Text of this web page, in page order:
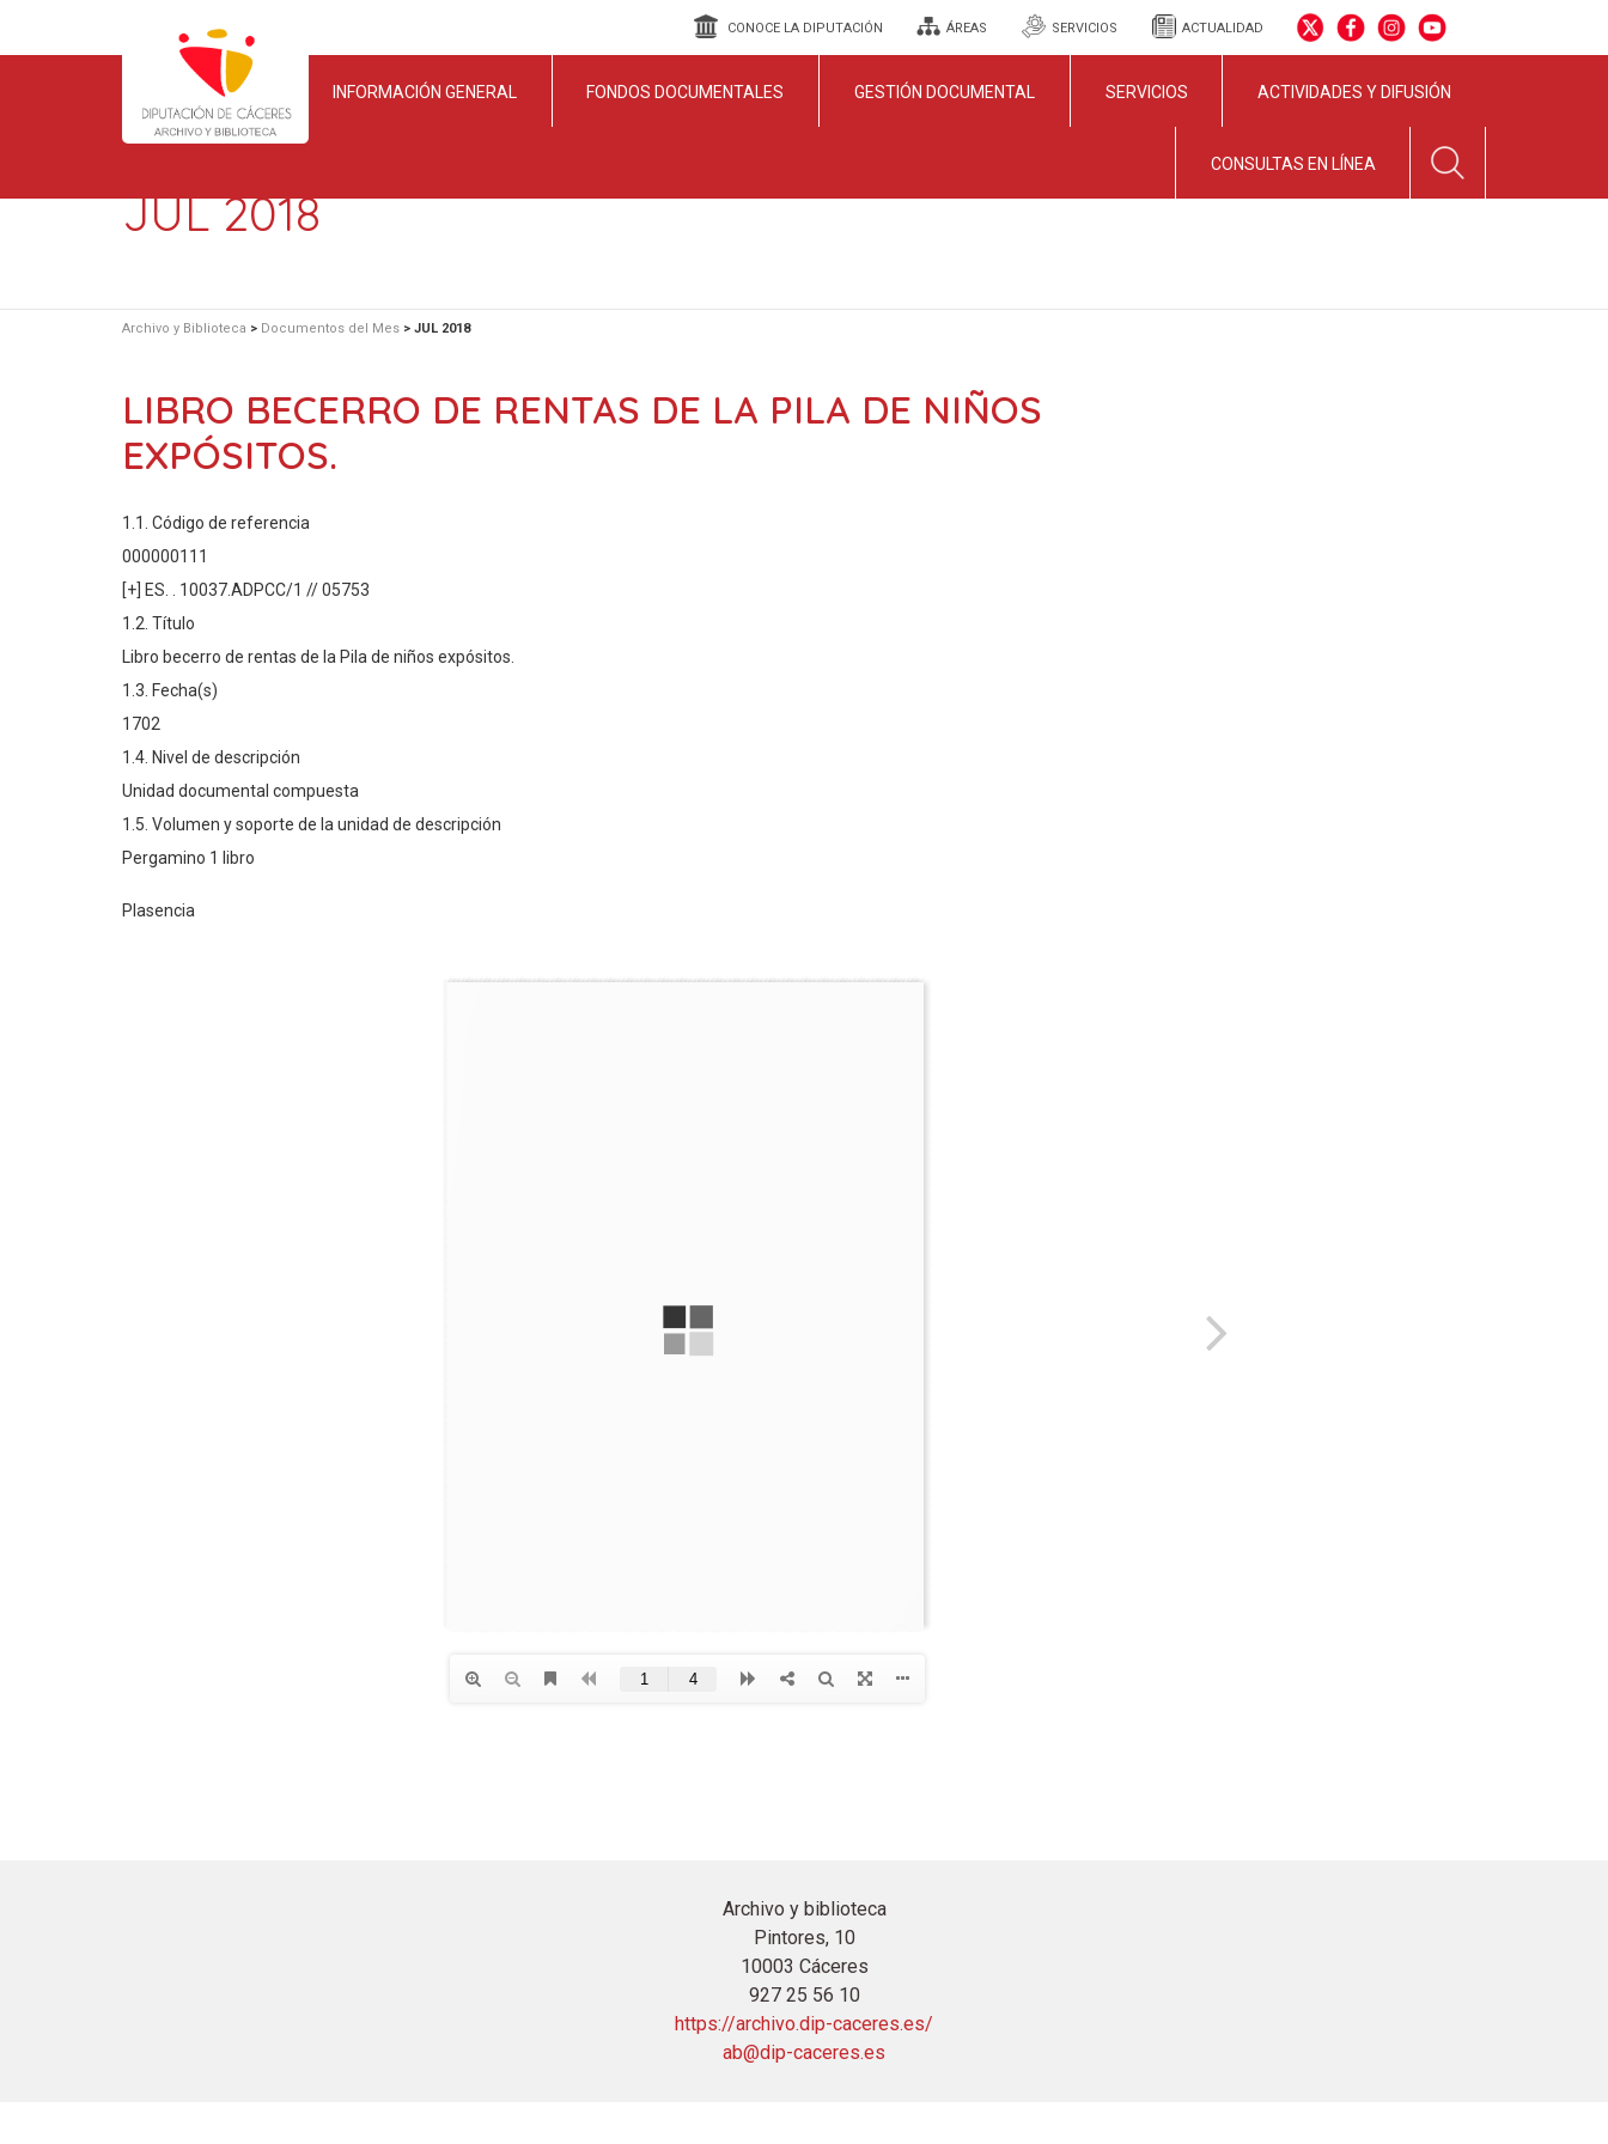
CONOCE LA DIPUTACIÓN ÁREAS SERVICIOS ACTUALIDAD
INFORMACIÓN GENERAL FONDOS DOCUMENTALES GESTIÓN DOCUMENTAL SERVICIOS ACTIVIDADES Y DIFUSIÓN
CONSULTAS EN LÍNEA
JUL 2018
Archivo y Biblioteca > Documentos del Mes > JUL 2018
LIBRO BECERRO DE RENTAS DE LA PILA DE NIÑOS
EXPÓSITOS.
1.1. Código de referencia
000000111
[+] ES. . 10037.ADPCC/1 // 05753
1.2. Título
Libro becerro de rentas de la Pila de niños expósitos.
1.3. Fecha(s)
1702
1.4. Nivel de descripción
Unidad documental compuesta
1.5. Volumen y soporte de la unidad de descripción
Pergamino 1 libro
Plasencia
Archivo y biblioteca
Pintores, 10
10003 Cáceres
927 25 56 10
https://archivo.dip-caceres.es/
ab@dip-caceres.es